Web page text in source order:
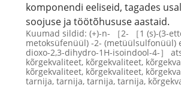
komponendi eeliseid, tagades
soojuse ja töötõhususe aastaid.
Kuumad sildid: (+)-n- ［2- ［1 (s)-(3-
metoksüfenüül) -2- (metüülsulfonüül)
dioxo-2,3-dihydro-1H-isoindool-4-］
kõrgekvaliteet, kõrgekvaliteet,
kõrgekvaliteet, kõrgekvaliteet,
tarnija, tarnija, tarnija, tarnija,